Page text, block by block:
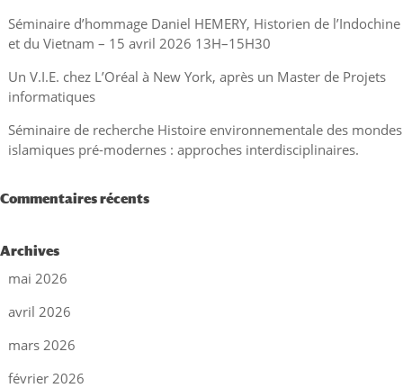
Séminaire d’hommage Daniel HEMERY, Historien de l’Indochine
et du Vietnam – 15 avril 2026 13H–15H30
Un V.I.E. chez L’Oréal à New York, après un Master de Projets
informatiques
Séminaire de recherche Histoire environnementale des mondes
islamiques pré-modernes : approches interdisciplinaires.
Commentaires récents
Archives
mai 2026
avril 2026
mars 2026
février 2026